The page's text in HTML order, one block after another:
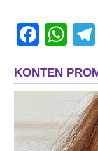
Facebook